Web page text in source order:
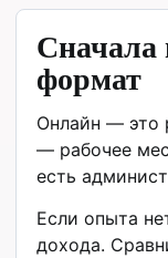
формат
Онлайн — это
— рабочее
есть
Если опыта
дохода.